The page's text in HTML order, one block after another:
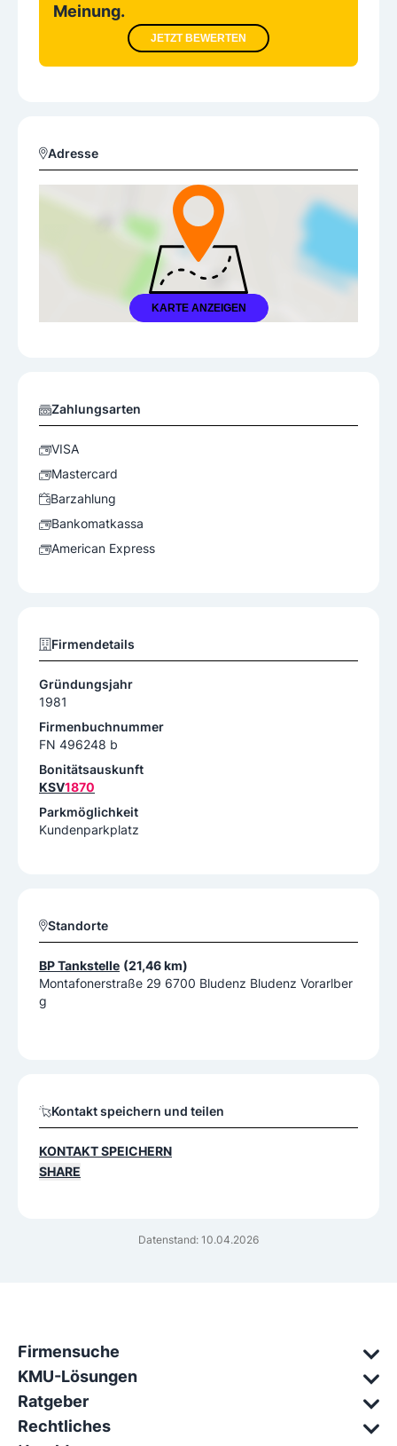
Meinung.
JETZT BEWERTEN
Adresse
KARTE ANZEIGEN
Datenstand: 10.04.2026
Zahlungsarten
VISA
Mastercard
Barzahlung
Bankomatkassa
American Express
Firmendetails
Gründungsjahr
1981
Firmenbuchnummer
FN 496248 b
Bonitätsauskunft
KSV1870
Parkmöglichkeit
Kundenparkplatz
Standorte
BP Tankstelle (21,46 km)
Montafonerstraße 29 6700 Bludenz Bludenz Vorarlber
g
Kontakt speichern und teilen
KONTAKT SPEICHERN
SHARE
Firmensuche
KMU-Lösungen
Ratgeber
Rechtliches